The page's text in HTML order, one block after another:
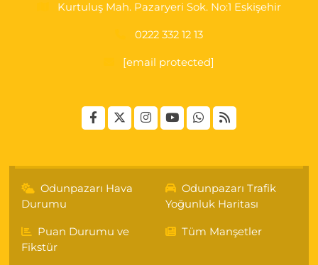
Kurtuluş Mah. Pazaryeri Sok. No:1 Eskişehir
0222 332 12 13
[email protected]
Odunpazarı Hava
Durumu
Odunpazarı Trafik
Yoğunluk Haritası
Puan Durumu ve
Fikstür
Tüm Manşetler